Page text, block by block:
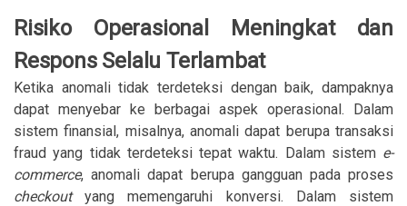
Risiko Operasional Meningkat dan
Respons Selalu Terlambat
Ketika anomali tidak terdeteksi dengan baik, dampaknya
dapat menyebar ke berbagai aspek operasional. Dalam
sistem finansial, misalnya, anomali dapat berupa transaksi
fraud yang tidak terdeteksi tepat waktu. Dalam sistem e-
commerce, anomali dapat berupa gangguan pada proses
checkoutyang memengaruhi konversi. Dalam sistem